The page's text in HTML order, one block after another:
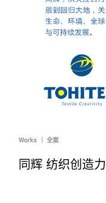
Works ｜ 全案
同辉 纺织创造力